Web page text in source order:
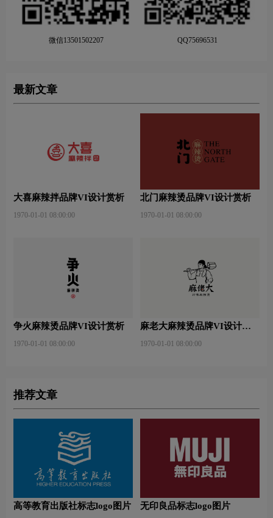
微信13501502207 QQ75696531
最新文章
大喜麻辣拌品牌VI设计赏析
1970-01-01 08:00:00
北门麻辣烫品牌VI设计赏析
1970-01-01 08:00:00
争火麻辣烫品牌VI设计赏析
1970-01-01 08:00:00
麻老大麻辣烫品牌VI设计赏
1970-01-01 08:00:00
推荐文章
高等教育出版社标志logo图片 无印良品标志logo图片